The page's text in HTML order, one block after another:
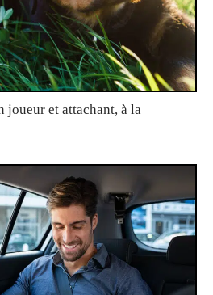
joueur et attachant, à la